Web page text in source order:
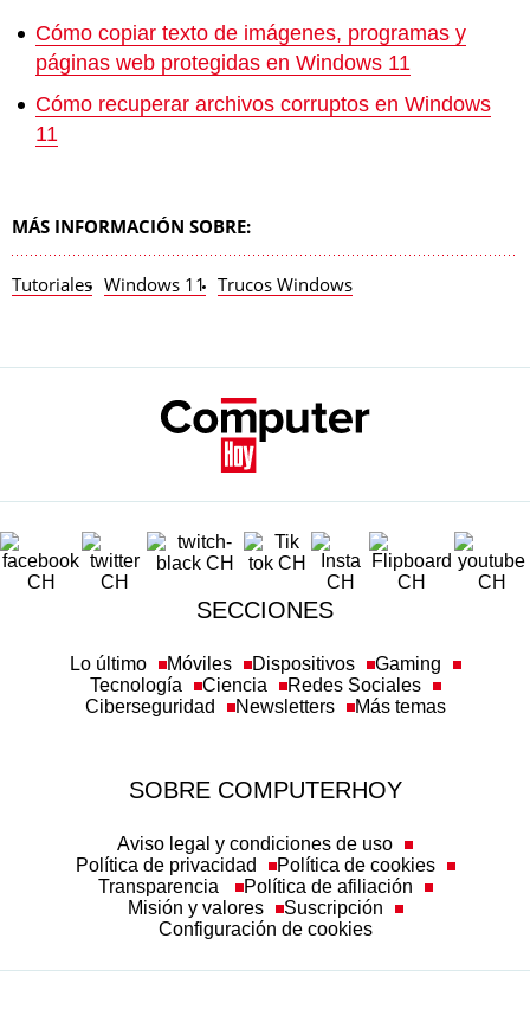
Cómo copiar texto de imágenes, programas y
páginas web protegidas en Windows 11
Cómo recuperar archivos corruptos en Windows
11
MÁS INFORMACIÓN SOBRE:
Tutoriales Windows 11 Trucos Windows
SECCIONES
Tecnología
Ciencia
Redes Sociales
Ciberseguridad
Newsletters Más temas
Política de privacidad
Política de cookies
Transparencia
Política de afiliación
Misión y valores
Suscripción
Configuración de cookies